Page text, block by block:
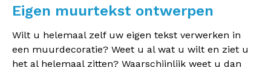
Eigen muurtekst ontwerpen
Wilt u helemaal zelf uw eigen tekst verwerken in
een muurdecoratie? Weet u al wat u wilt en ziet u
het al helemaal zitten? Waarschijnlijk weet u dan